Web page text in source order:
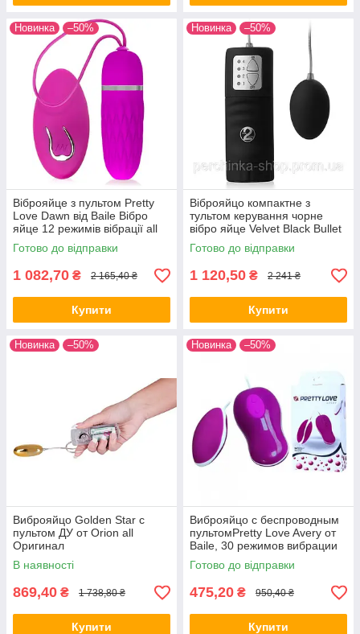
Новинка –50%
Віброяйце з пультом Pretty
Love Dawn від Baile Вібро
яйце 12 режимів вібрації all
Оригінал
Готово до відправки
1 082,70 ₴ 2 165,40 ₴
Купити
Новинка –50%
Віброяйцо компактне з
тультом керування чорне
вібро яйце Velvet Black Bullet
від Orion all Оригінал
Готово до відправки
1 120,50 ₴ 2 241 ₴
Купити
Новинка –50%
Виброяйцо Golden Star с
пультом ДУ от Orion all
Оригинал
В наявності
869,40 ₴ 1 738,80 ₴
Купити
Новинка –50%
Виброяйцо с беспроводным
пультомPretty Love Avery от
Baile, 30 режимов вибрации
all Оригинал
Готово до відправки
475,20 ₴ 950,40 ₴
Купити